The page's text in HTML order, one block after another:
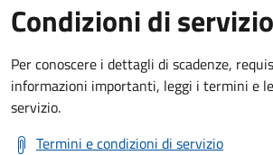
Condizioni di servizio
Per conoscere i dettagli di scadenze,
informazioni importanti, leggi i termini e
servizio.
Termini e condizioni di servizio